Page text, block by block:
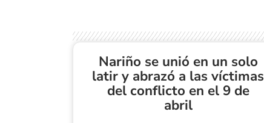
Nariño se unió en un solo
latir y abrazó a las víctimas
del conflicto en el 9 de
abril